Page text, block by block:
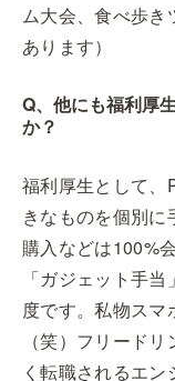
ム大会、食べ歩き
あります）
Q、他にも福利厚
か？
福利厚生として、
きなものを個別
購入などは100%
「ガジェット手
度です。私物ス
（笑）フリード
く転職されるエ